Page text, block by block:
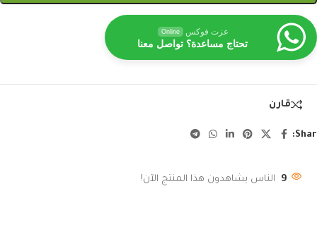
عزت فوكس Online
تحتاج مساعدة؟ تواصل معنا
قارن
9 الناس يشاهدون هذا المنتج الآن!